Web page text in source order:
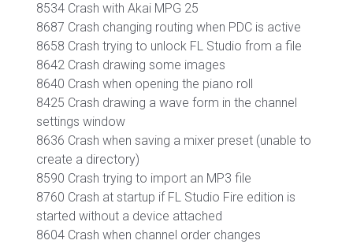
8534 Crash with Akai MPG 25
8687 Crash changing routing when PDC is active
8658 Crash trying to unlock FL Studio from a file
8642 Crash drawing some images
8640 Crash when opening the piano roll
8425 Crash drawing a wave form in the channel
settings window
8636 Crash when saving a mixer preset (unable to
create a directory)
8590 Crash trying to import an MP3 file
8760 Crash at startup if FL Studio Fire edition is
started without a device attached
8604 Crash when channel order changes